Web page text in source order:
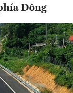
Đông